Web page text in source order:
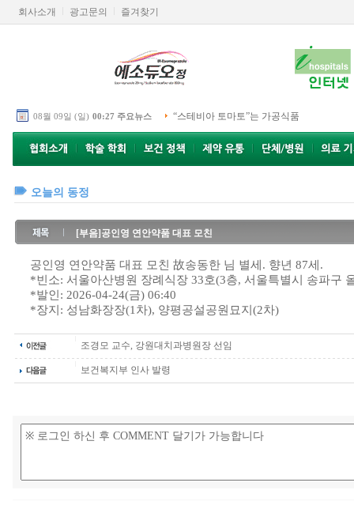
회사소개 광고문의 즐겨찾기
08월 09일 (일) 00:27 주요뉴스 “스테비아 토마토”는 가공식품
오늘의 동정
[부음]공인영 연안약품 대표 모친
공인영 연안약품 대표 모친 故송동한 님 별세. 향년 87세.
*빈소: 서울아산병원 장례식장 33호(3층, 서울특별시 송파구
*발인: 2026-04-24(금) 06:40
*장지: 성남화장장(1차), 양평공설공원묘지(2차)
조경모 교수, 강원대치과병원장 선임
보건복지부 인사 발령